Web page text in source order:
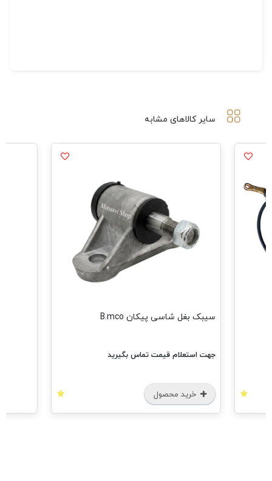
سایر کالاهای مشابه
سیبک بغل شاسی پیکان B.mco
جهت استعلام قیمت تماس بگیرید
خرید محصول